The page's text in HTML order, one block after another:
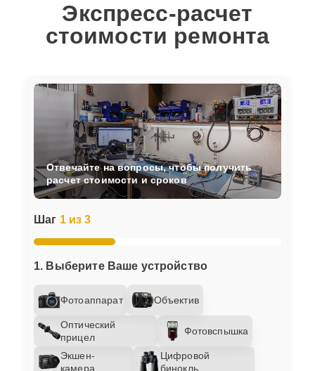
Экспресс-расчет
стоимости ремонта
Шаг 1 из 3
1. Выберите Ваше устройство
Фотоаппарат Объектив
Оптический
прицел
Фотовспышка
Экшен-
камера
Цифровой
бинокль
Отвечайте на вопросы, чтобы получить
расчет стоимости и сроков